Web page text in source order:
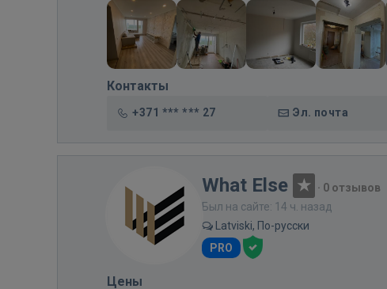
Контакты
+371 *** *** 27 Эл. почта
What Else · 0 отзывов
Был на сайте: 14 ч. назад
Latviski, По-русски
PRO
Цены